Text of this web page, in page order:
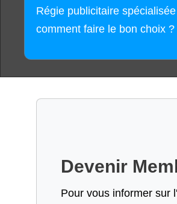
Régie publicitaire
comment faire le bon choix ?
Devenir
Pour vous informer sur